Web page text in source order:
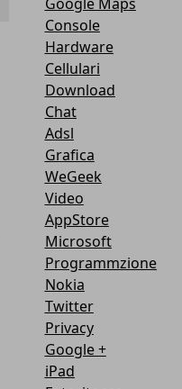
Console
Hardware
Cellulari
Download
Chat
Adsl
Grafica
WeGeek
Video
AppStore
Microsoft
Programmzione
Nokia
Twitter
Privacy
Google +
iPad